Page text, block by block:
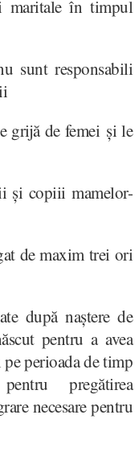
maritale în timpul
sunt responsabili
grijă de femei și le
și copiii mamelor-
de maxim trei ori
după naștere de
pentru a avea
perioada de timp
pregătirea
necesare pentru